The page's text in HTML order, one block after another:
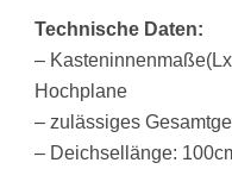
Technische Daten:
–
Hochplane
– zulässiges
– Deichsellänge: